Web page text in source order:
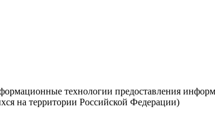
технологии предоставления
на территории Российской Федерации)